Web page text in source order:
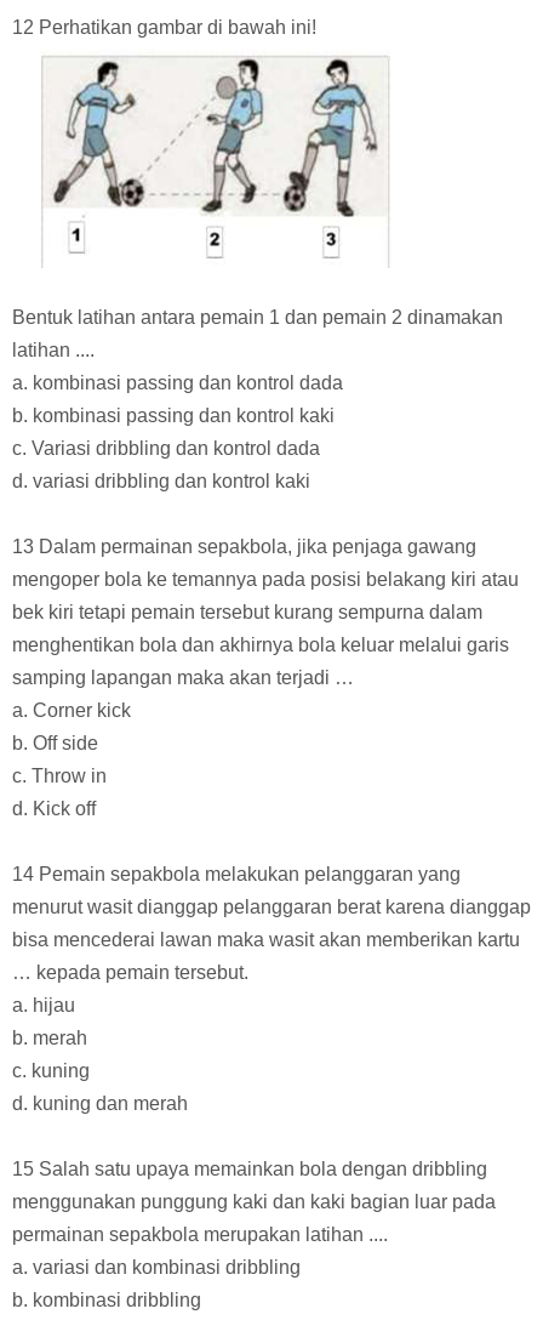
12 Perhatikan gambar di bawah ini!
Bentuk latihan antara pemain 1 dan pemain 2 dinamakan
latihan ....
a. kombinasi passing dan kontrol dada
b. kombinasi passing dan kontrol kaki
c. Variasi dribbling dan kontrol dada
d. variasi dribbling dan kontrol kaki
13 Dalam permainan sepakbola, jika penjaga gawang
mengoper bola ke temannya pada posisi belakang kiri atau
bek kiri tetapi pemain tersebut kurang sempurna dalam
menghentikan bola dan akhirnya bola keluar melalui garis
samping lapangan maka akan terjadi …
a. Corner kick
b. Off side
c. Throw in
d. Kick off
14 Pemain sepakbola melakukan pelanggaran yang
menurut wasit dianggap pelanggaran berat karena dianggap
bisa mencederai lawan maka wasit akan memberikan kartu
… kepada pemain tersebut.
a. hijau
b. merah
c. kuning
d. kuning dan merah
15 Salah satu upaya memainkan bola dengan dribbling
menggunakan punggung kaki dan kaki bagian luar pada
permainan sepakbola merupakan latihan ....
a. variasi dan kombinasi dribbling
b. kombinasi dribbling